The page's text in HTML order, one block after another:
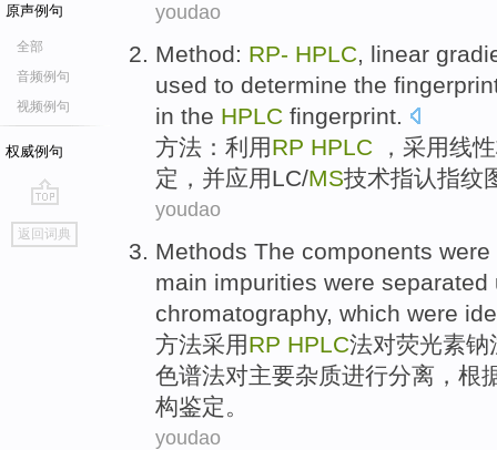
原声例句
全部
音频例句
视频例句
权威例句
go
top
返回词典
youdao
Method: RP- HPLC, linear
used to determine the
in the HPLC fingerprint.
方法 ：利用RP HPLC ， 采用线性
定 ， 并应用LC/MS技术指认指纹
youdao
Methods The components were
main impurities were separated
chromatography, which were
方法采用RP HPLC法对荧光素钠
色谱法对主要杂质进行分离 ，根
构鉴定 。
youdao